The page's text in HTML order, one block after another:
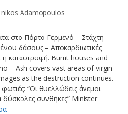
nikos Adamopoulos
στο Πόρτο Γερμενό – Στάχτη
δάσους – Αποκαρδιωτικές
η καταστροφή. Burnt houses and
– Ash covers vast areas of virgin
as the destruction continues.
“Οι θυελλώδεις άνεμοι
δύσκολες συνθήκες” Minister